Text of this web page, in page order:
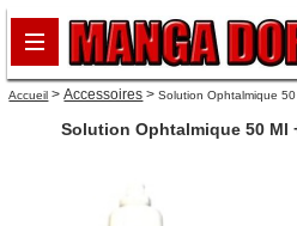
Accueil >Accessoires >Solution Ophtalmique
Solution Ophtalmique 50 Ml